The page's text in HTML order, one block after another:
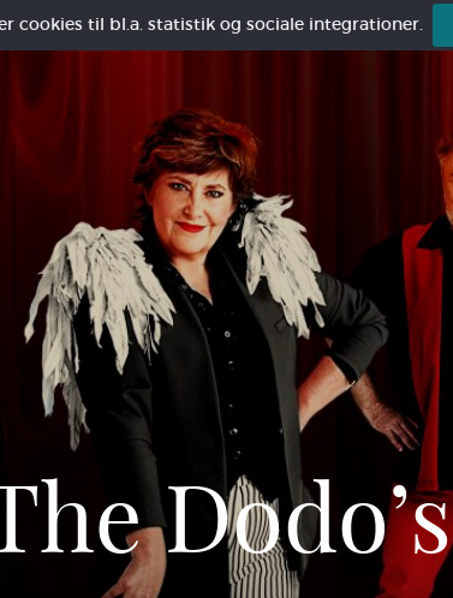
cookies til bl.a. statistik og sociale integrationer.
Dodo’s